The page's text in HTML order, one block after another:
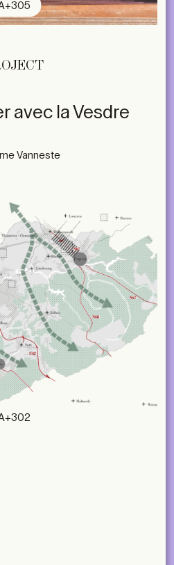
avec la Vesdre
Vanneste